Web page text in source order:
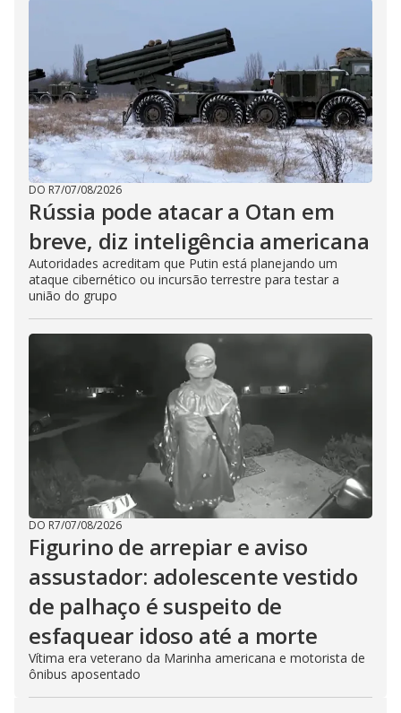
DO R7/07/08/2026
Rússia pode atacar a Otan em
breve, diz inteligência americana
Autoridades acreditam que Putin está planejando um
ataque cibernético ou incursão terrestre para testar a
união do grupo
DO R7/07/08/2026
Figurino de arrepiar e aviso
assustador: adolescente vestido
de palhaço é suspeito de
esfaquear idoso até a morte
Vítima era veterano da Marinha americana e motorista de
ônibus aposentado